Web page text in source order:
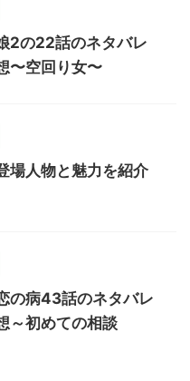
2の22話のネタバレ
〜空回り女〜
場人物と魅力を紹介
の病43話のネタバレ
～初めての相談